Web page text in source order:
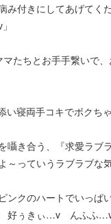
きにしてあげてく
とお手手繋いで、お
寝両手コキでボクち
き合う、『求愛ラブ
ていうラブラブな気
のハートでいっぱ
きぃ…v んふふ